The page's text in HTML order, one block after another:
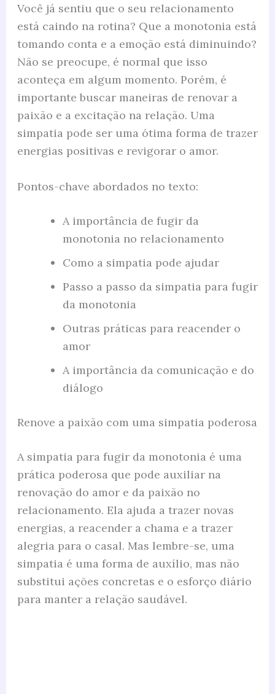
Você já sentiu que o seu relacionamento
está caindo na rotina? Que a monotonia está
tomando conta e a emoção está diminuindo?
Não se preocupe, é normal que isso
aconteça em algum momento. Porém, é
importante buscar maneiras de renovar a
paixão e a excitação na relação. Uma
simpatia pode ser uma ótima forma de trazer
energias positivas e revigorar o amor.
Pontos-chave abordados no texto:
A importância de fugir da
monotonia no relacionamento
Como a simpatia pode ajudar
Passo a passo da simpatia para fugir
da monotonia
Outras práticas para reacender o
amor
A importância da comunicação e do
diálogo
Renove a paixão com uma simpatia poderosa
A simpatia para fugir da monotonia é uma
prática poderosa que pode auxiliar na
renovação do amor e da paixão no
relacionamento. Ela ajuda a trazer novas
energias, a reacender a chama e a trazer
alegria para o casal. Mas lembre-se, uma
simpatia é uma forma de auxílio, mas não
substitui ações concretas e o esforço diário
para manter a relação saudável.